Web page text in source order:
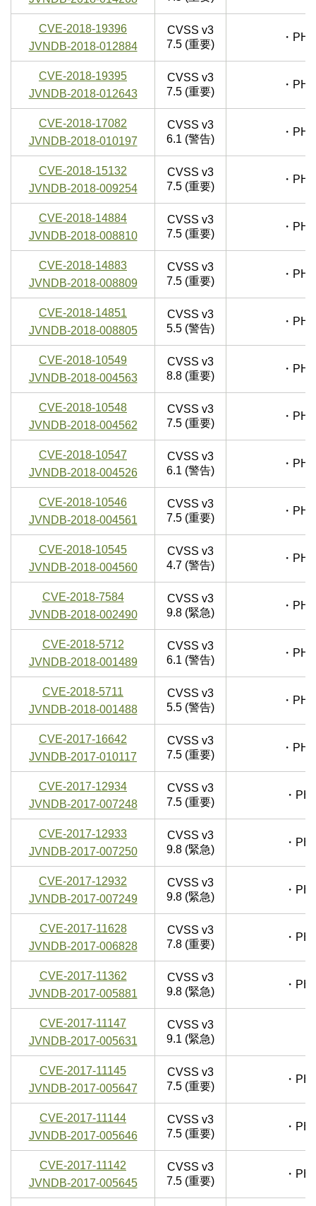
CVE-2018-19396
JVNDB-2018-012884
CVSS v3
7.5 (重要)
・
CVE-2018-19395
JVNDB-2018-012643
CVSS v3
7.5 (重要)
・
CVE-2018-17082
JVNDB-2018-010197
CVSS v3
6.1 (警告)
・
CVE-2018-15132
JVNDB-2018-009254
CVSS v3
7.5 (重要)
・
CVE-2018-14884
JVNDB-2018-008810
CVSS v3
7.5 (重要)
・
CVE-2018-14883
JVNDB-2018-008809
CVSS v3
7.5 (重要)
・
CVE-2018-14851
JVNDB-2018-008805
CVSS v3
5.5 (警告)
・
CVE-2018-10549
JVNDB-2018-004563
CVSS v3
8.8 (重要)
・
CVE-2018-10548
JVNDB-2018-004562
CVSS v3
7.5 (重要)
・
CVE-2018-10547
JVNDB-2018-004526
CVSS v3
6.1 (警告)
・
CVE-2018-10546
JVNDB-2018-004561
CVSS v3
7.5 (重要)
・
CVE-2018-10545
JVNDB-2018-004560
CVSS v3
4.7 (警告)
・
CVE-2018-7584
JVNDB-2018-002490
CVSS v3
9.8 (緊急)
・
CVE-2018-5712
JVNDB-2018-001489
CVSS v3
6.1 (警告)
・
CVE-2018-5711
JVNDB-2018-001488
CVSS v3
5.5 (警告)
・
CVE-2017-16642
JVNDB-2017-010117
CVSS v3
7.5 (重要)
・
CVE-2017-12934
JVNDB-2017-007248
CVSS v3
7.5 (重要)
・
CVE-2017-12933
JVNDB-2017-007250
CVSS v3
9.8 (緊急)
・
CVE-2017-12932
JVNDB-2017-007249
CVSS v3
9.8 (緊急)
・
CVE-2017-11628
JVNDB-2017-006828
CVSS v3
7.8 (重要)
・
CVE-2017-11362
JVNDB-2017-005881
CVSS v3
9.8 (緊急)
・
CVE-2017-11147
JVNDB-2017-005631
CVSS v3
9.1 (緊急)
CVE-2017-11145
JVNDB-2017-005647
CVSS v3
7.5 (重要)
・
CVE-2017-11144
JVNDB-2017-005646
CVSS v3
7.5 (重要)
・
CVE-2017-11142
JVNDB-2017-005645
CVSS v3
7.5 (重要)
・